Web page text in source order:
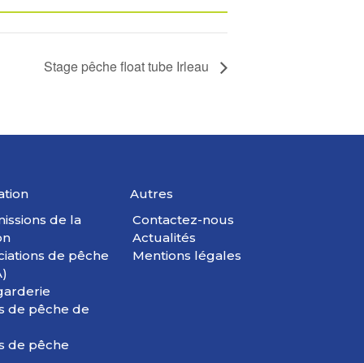
Stage pêche float tube Irleau
de la
de pêche
de pêche de
de pêche
Autres
Contactez-nous
Actualités
Mentions légales